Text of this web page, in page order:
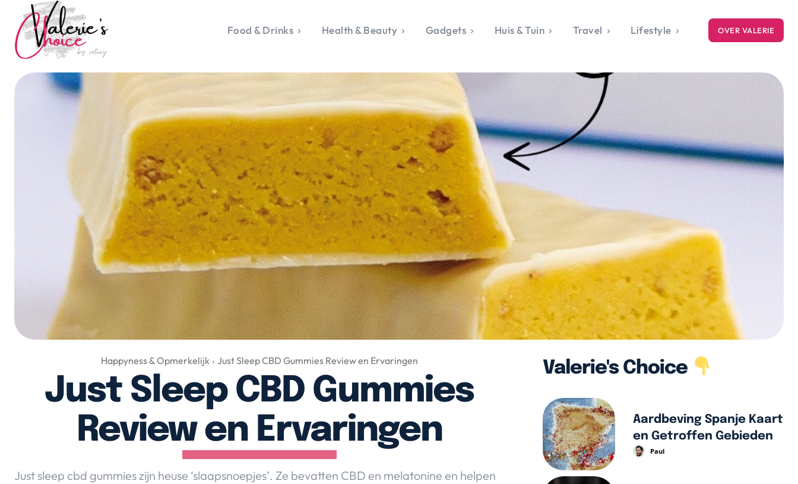
Travel & Culture
Happyness & Opmerkelijk
Lifestyle, Sport &
Duurzaamheid
Gadgets & Tech
Top 5 van Valerie
Health & Beauty
Huis & Tuin
Nieuws & Media
De Top 5
Contact
Food & Drinks
Health & Beauty
Huis & TuinTravelLifestyle
Food & Drinks Health & Beauty Gadgets Huis & Tuin Travel Lifestyle OVER VALERIE
Happyness & Opmerkelijk Just Sleep CBD Gummies Review en Ervaringen
Just Sleep CBD Gummies
Review en Ervaringen
Just sleep cbd gummies zijn heuse ‘slaapsnoepjes’. Ze bevatten CBD en melatonine en helpen
Valerie's Choice
Aardbeving Spanje Kaart
en Getroffen Gebieden
Paul